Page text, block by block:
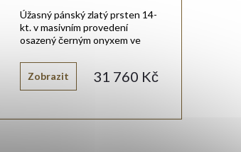
31 760 Kč
Zobrazit
Úžasný pánský zlatý prsten 14-
kt. v masivním provedení
osazený černým onyxem ve